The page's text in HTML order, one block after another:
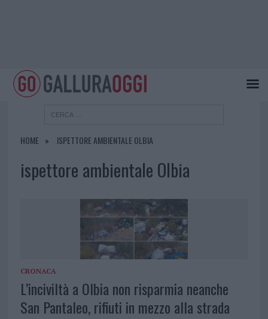
HOME ISPETTORE AMBIENTALE OLBIA
ispettore ambientale Olbia
CRONACA
L’inciviltà a Olbia non risparmia neanche
San Pantaleo, rifiuti in mezzo alla strada